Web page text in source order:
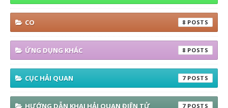
CO 8
ỨNG DỤNG KHÁC 8
CỤC HẢI QUAN 7
7